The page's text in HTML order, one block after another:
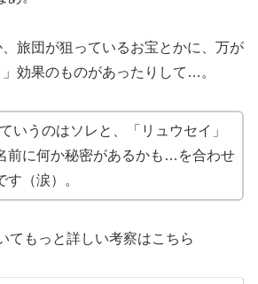
旅団が狙っているお宝とかに、万が
効果のものがあったりして…。
いうのはソレと、「リュウセイ」
前に何か秘密があるかも…を合わせ
す（涙）。
てもっと詳しい考察はこちら